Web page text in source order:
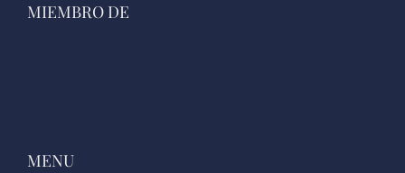
MIEMBRO DE
MENU